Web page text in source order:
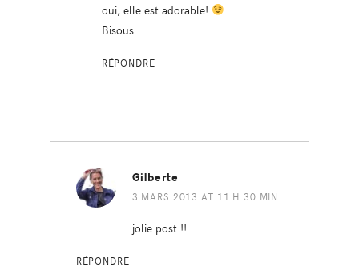
oui, elle est adorable!
Bisous
RÉPONDRE
Gilberte
3 MARS 2013 AT 11 H 30 MIN
jolie post !!
RÉPONDRE